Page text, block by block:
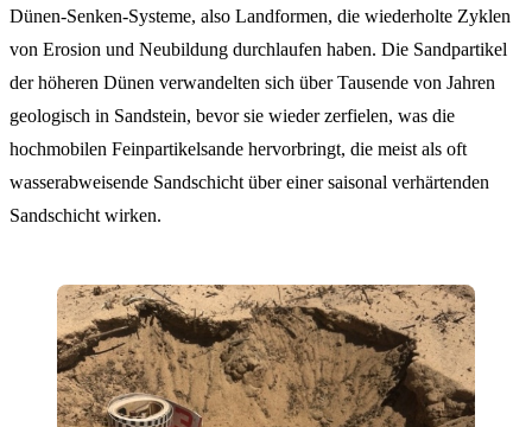
Dünen-Senken-Systeme, also Landformen, die wiederholte Zyklen
von Erosion und Neubildung durchlaufen haben. Die Sandpartikel
der höheren Dünen verwandelten sich über Tausende von Jahren
geologisch in Sandstein, bevor sie wieder zerfielen, was die
hochmobilen Feinpartikelsande hervorbringt, die meist als oft
wasserabweisende Sandschicht über einer saisonal verhärtenden
Sandschicht wirken.